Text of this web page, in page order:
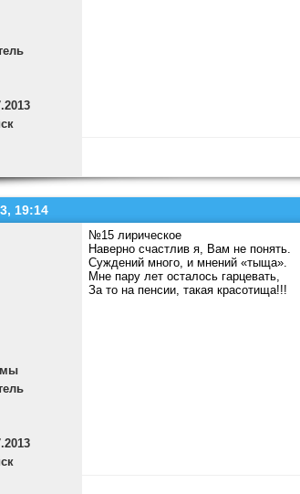
19:14
№15 лирическое
Наверно счастлив я, Вам не понять.
Суждений много, и мнений «тыща».
Мне пару лет осталось гарцевать,
За то на пенсии, такая красотища!!!